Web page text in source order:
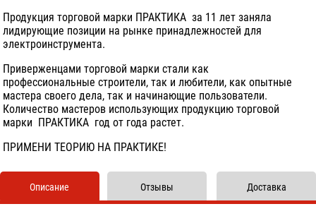
Продукция торговой марки ПРАКТИКА за 11 лет заняла
лидирующие позиции на рынке принадлежностей для
электроинструмента.
Приверженцами торговой марки стали как
профессиональные строители, так и любители, как опытные
мастера своего дела, так и начинающие пользователи.
Количество мастеров использующих продукцию торговой
марки ПРАКТИКА год от года растет.
ПРИМЕНИ ТЕОРИЮ НА ПРАКТИКЕ!
Описание Отзывы Доставка